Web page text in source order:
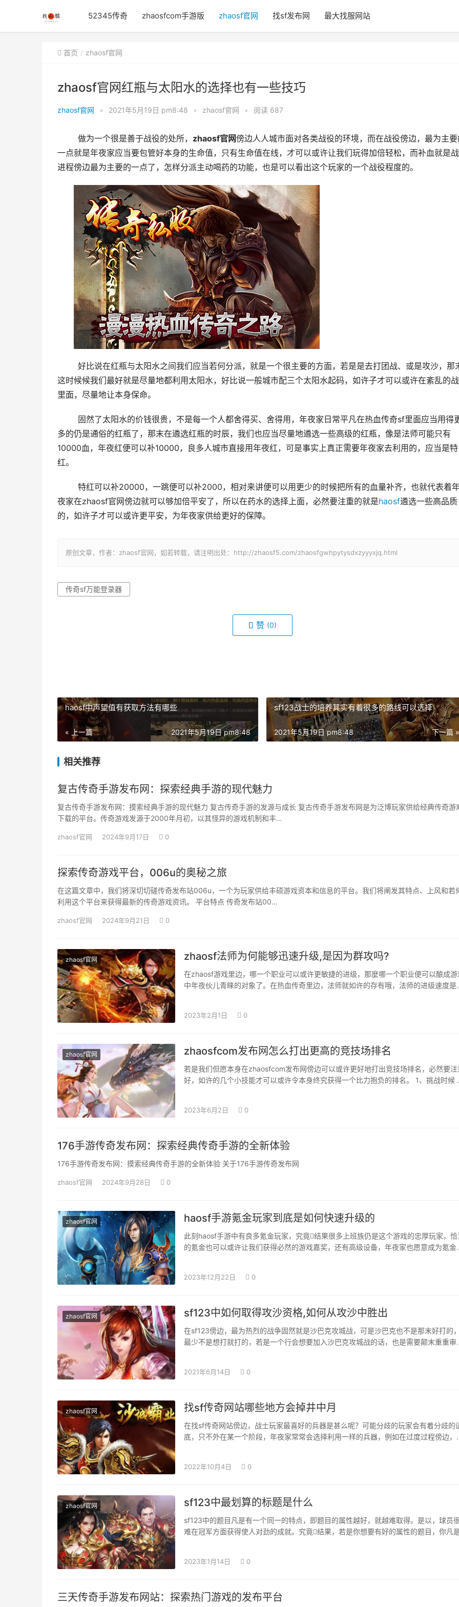
52345传奇 zhaosfcom手游版 zhaosf官网 找sf发布网 最大找服网站
首页 zhaosf官网
zhaosf官网红瓶与太阳水的选择也有一些技巧
zhaosf官网 • 2021年5月19日 pm8:48 • zhaosf官网 • 阅读 687
	做为一个很是善于战役的处所，
zhaosf官网傍边人人城市面对各类战役的环境，而在战役傍边，最为主要
一点就是年夜家应当要包管好本身的生命值，只有生命值在线，才可以或许让我们玩得加倍轻松，而补血就是
进程傍边最为主要的一点了，怎样分派主动喝药的功能，也是可以看出这个玩家的一个战役程度的。
这时候候我们最好就是尽量地都利用太阳水，好比说一般城市配三个太阳水起码，如许子才可以或许在紊乱的
里面，尽量地让本身保命。
多的仍是通俗的红瓶了，那末在遴选红瓶的时辰，我们也应当尽量地遴选一些高级的红瓶，像是法师可能只有
10000血，年夜红便可以补10000，良多人城市直接用年夜红，可是事实上真正需要年夜家去利用的，应当是特
红。
夜家在zhaosf官网傍边就可以够加倍平安了，所以在药水的选择上面，必然要注重的就是haosf遴选一些高品质
的，如许子才可以或许更平安，为年夜家供给更好的保障。
原创文章，作者：zhaosf官网，如若转载，请注明出处：http://zhaosf5.com/zhaosfgwhpytysdxzyyyxjq.html
传奇sf万能登录器
赞 (0)
haosf中声望值有获取方法有哪些
« 上一篇 2021年5月19日 pm8:48
sf123战士的培养其实有着很多的路线可以选择
下一篇 »
2021年5月19日 pm8:48
相关推荐
复古传奇手游发布网：探索经典手游的现代魅力
复古传奇手游发布网：摸索经典手游的现代魅力 复古传奇手游的发源与成长 复古传奇手游发布网是为泛博玩家供给经典传奇游
下载的平台。传奇游戏发源于2000年月初，以其怪异的游戏机制和丰…
zhaosf官网 2024年9月17日 0
探索传奇游戏平台，006u的奥秘之旅
在这篇文章中，我们将深切切磋传奇发布站006u，一个为玩家供给丰硕游戏资本和信息的平台。我们将阐发其特点、上风和若
利用这个平台来获得最新的传奇游戏资讯。 平台特点 传奇发布站00…
zhaosf官网 2024年9月21日 0
zhaosf官网 zhaosf法师为何能够迅速升级,是因为群攻吗?
在zhaosf游戏里边，哪一个职业可以或许更敏捷的进级，那麼哪一个职业便可以酿成游
中年夜伙儿青睐的对象了。在热血传奇里边，法师就如许的存有哦，法师的进级速度是
2023年2月1日 0
zhaosf官网 zhaosfcom发布网怎么打出更高的竞技场排名
若是我们但愿本身在zhaosfcom发布网傍边可以或许更好地打出竞技场排名，必然要注
好，如许的几个小技能才可以或许令本身终究获得一个比力抱负的排名。 1、挑战时候
2023年6月2日 0
176手游传奇发布网：探索经典传奇手游的全新体验
176手游传奇发布网：摸索经典传奇手游的全新体验 关于176手游传奇发布网
zhaosf官网 2024年9月28日 0
zhaosf官网 haosf手游氪金玩家到底是如何快速升级的
此刻haosf手游中有良多氪金玩家，究竟结果很多上班族仍是这个游戏的忠厚玩家，恰
的氪金也可以或许让我们获得必然的游戏嘉奖，还有高级设备，年夜家也愿意成为氪金
2023年12月22日 0
zhaosf官网 sf123中如何取得攻沙资格,如何从攻沙中胜出
在sf123傍边，最为热烈的战争固然就是沙巴克攻城战，可是沙巴克也不是那末好打的，
最少不是想打就打的，若是一个行会想要加入沙巴克攻城战的话，也是需要颠末重重审
2021年6月14日 0
zhaosf官网 找sf传奇网站哪些地方会掉井中月
在找sf传奇网站傍边，战士玩家最喜好的兵器是甚么呢？可能分歧的玩家会有着分歧的
底，只不外在某一个阶段，年夜家常常会选择利用一样的兵器，例如在过度过程傍边，
2022年10月4日 0
zhaosf官网 sf123中最划算的标题是什么
sf123中的题目凡是有一个同一的特点，即题目的属性越好，就越难取得。是以，球员
难在冠军方面获得使人对劲的成就。究竟结果，若是你想要有好的属性的题目，你凡
2023年1月14日 0
三天传奇手游发布网站：探索热门游戏的发布平台